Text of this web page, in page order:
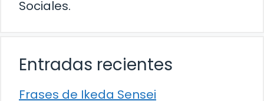
Sociales.
Entradas recientes
Frases de Ikeda Sensei